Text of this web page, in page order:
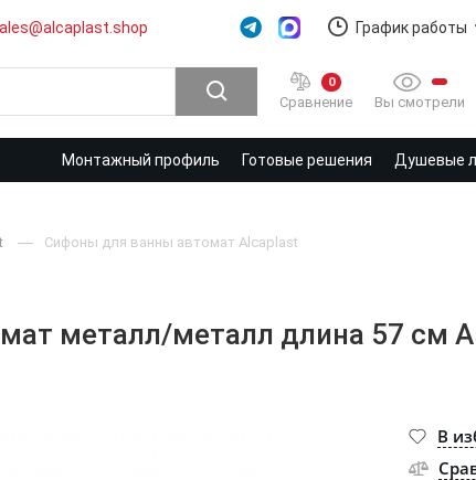
График работы
0
Сравнение Вы смотрели
Монтажный профиль Готовые решения Душевые
Сифоны для ванны автомат Alcaplast
металл/металл длина 57 см
В